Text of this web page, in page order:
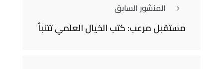
المنشور السابق
مستقبل مرعب: كتب الخيال العلمي تتنبأ